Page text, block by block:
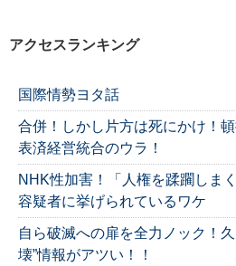
アクセスランキング
国際情勢ヨタ話
合併！しかし片方は死にかけ！
表済経営統合のウラ！
NHK性加害！「人権を蹂躙しま
容疑者に挙げられているワケ
自ら破滅への扉を全力ノック！
壊”情報がアツい！！